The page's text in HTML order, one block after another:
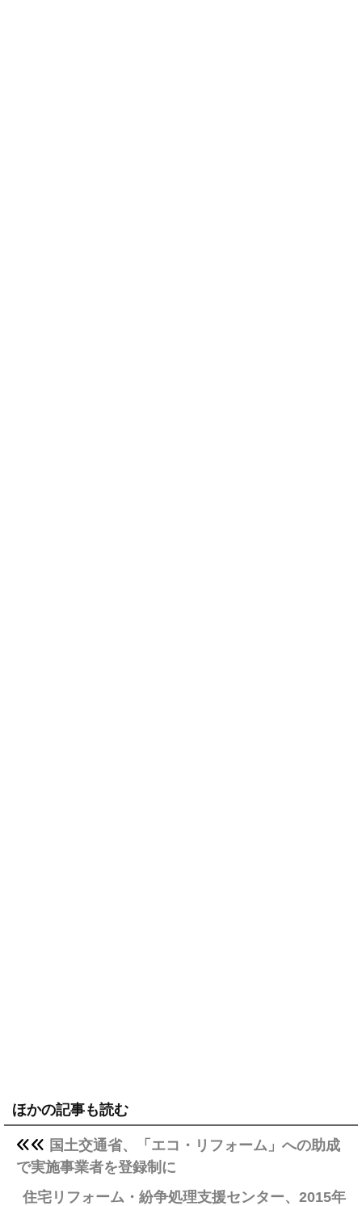
ほかの記事も読む
国土交通省、「エコ・リフォーム」への助成
で実施事業者を登録制に
住宅リフォーム・紛争処理支援センター、2015年